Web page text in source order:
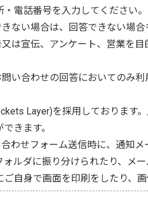
電話番号を入力してください。
ない場合は、回答できない場
は宣伝、アンケート、営業を
い合わせの回答においてのみ
Layer)を採用しております
きます。
わせフォーム送信時に、通知
ルダに振り分けられたり、メ
自身で画面を印刷をしたり、